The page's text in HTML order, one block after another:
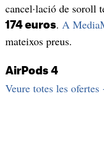
cancel·lació de soroll
174 euros. A
mateixos preus.
AirPods 4
Veure totes les